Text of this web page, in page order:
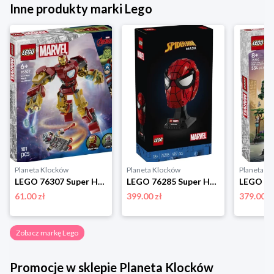
Inne produkty marki Lego
Planeta Klocków
LEGO 76307 Super Heroes Mech Iron Mana kontra Ultron Lego
61.00 zł
Planeta Klocków
LEGO 76285 Super Heroes Maska Spider-Mana Lego
399.00 zł
Planeta
379.00 zł
Zobacz markę Lego
Promocje w sklepie Planeta Klocków